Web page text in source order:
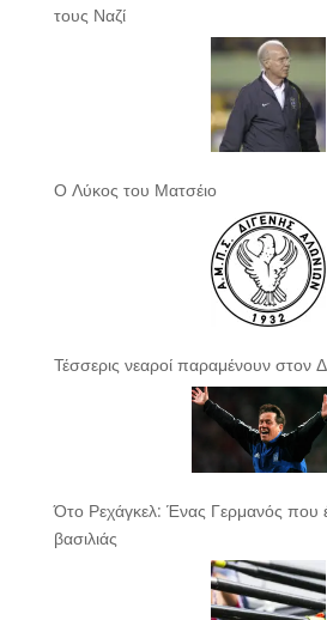
τους Ναζί
Ο Λύκος του Ματσέιο
Τέσσερις νεαροί παραμένουν στον
Ότο Ρεχάγκελ: Ένας Γερμανός που
βασιλιάς